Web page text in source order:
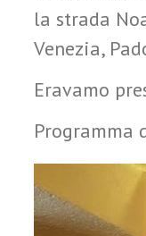
la strada
Venezia,
Eravamo
Programma